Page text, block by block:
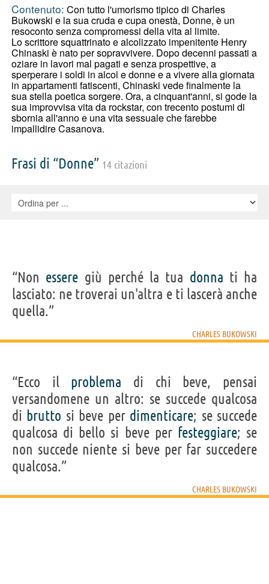
Contenuto: Con tutto l'umorismo tipico di Charles
Bukowski e la sua cruda e cupa onestà, Donne, è un
resoconto senza compromessi della vita al limite.
Lo scrittore squattrinato e alcolizzato impenitente Henry
Chinaski è nato per sopravvivere. Dopo decenni passati a
oziare in lavori mal pagati e senza prospettive, a
sperperare i soldi in alcol e donne e a vivere alla giornata
in appartamenti fatiscenti, Chinaski vede finalmente la
sua stella poetica sorgere. Ora, a cinquant'anni, si gode la
sua improvvisa vita da rockstar, con trecento postumi di
sbornia all'anno e una vita sessuale che farebbe
impallidire Casanova.
Frasi di “Donne” 14 citazioni
“Non essere giù perché la tua donna ti ha
lasciato: ne troverai un'altra e ti lascerà anche
quella.”
CHARLES BUKOWSKI
“Ecco il problema di chi beve, pensai
versandomene un altro: se succede qualcosa
di brutto si beve per dimenticare; se succede
qualcosa di bello si beve per festeggiare; se
non succede niente si beve per far succedere
qualcosa.”
CHARLES BUKOWSKI